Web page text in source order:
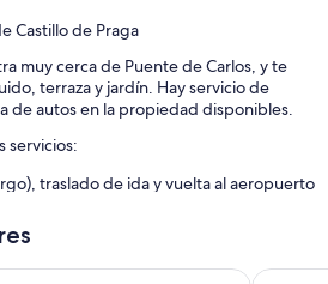
Castillo de Praga
muy cerca de Puente de Carlos, y te
terraza y jardín. Hay servicio de
de autos en la propiedad disponibles.
servicios:
traslado de ida y vuelta al aeropuerto
para compra de tours o entradas y